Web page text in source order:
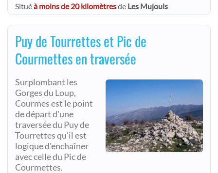
Situéà moins de 20 kilomètresde Les Mujouls
Puy de Tourrettes et Pic de
Courmettes en traversée
Surplombant les
Gorges du Loup,
Courmes est le point
de départ d'une
traversée du Puy de
Tourrettes qu'il est
logique d'enchaîner
avec celle du Pic de
Courmettes.